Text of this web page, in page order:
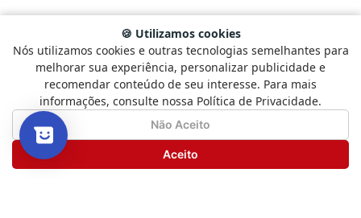
FAÇA LOGIN PARA ESCREVER UMA AVALIAÇÃO.
Mais recentes Todos
Nenhuma avaliação
🍪 Utilizamos cookies
Nós utilizamos cookies e outras tecnologias semelhantes para
melhorar sua experiência, personalizar publicidade e
recomendar conteúdo de seu interesse. Para mais
informações, consulte nossa Política de Privacidade.
Não Aceito
Aceito
Como está sendo sua experiência?
Selecione
uma
opção
a
5
Não Satisfeito
Seguinte